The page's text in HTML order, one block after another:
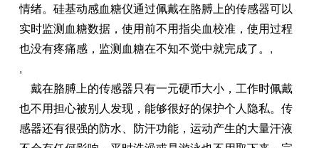
情绪。硅基动感血糖仪通过佩戴在胳膊上的传感器可以
实时监测血糖数据，使用前不用指尖血校准，使用过程
也没有疼痛感，监测血糖在不知不觉中就完成了。 ,
,
戴在胳膊上的传感器只有一元硬币大小，工作时佩戴
也不用担心被别人发现，能够很好的保护个人隐私。传
感器还有很强的防水、防汗功能，运动产生的大量汗液